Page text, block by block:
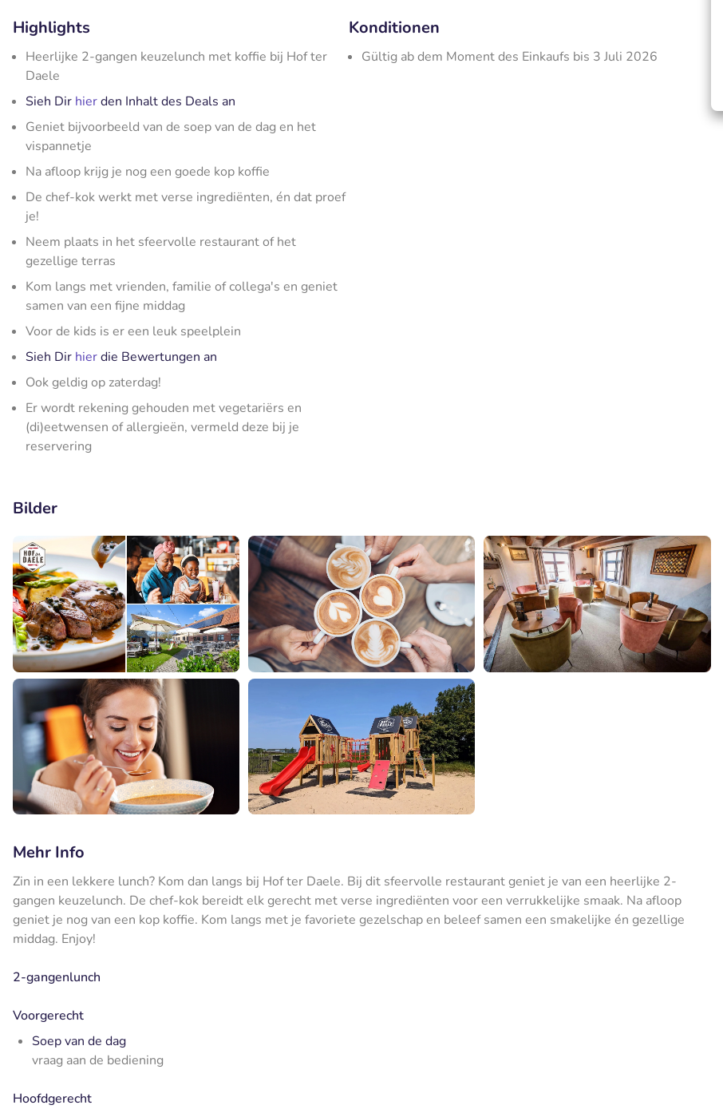
Highlights
Heerlijke 2-gangen keuzelunch met koffie bij Hof ter
Daele
Sieh Dir hierden Inhalt des Deals an
Geniet bijvoorbeeld van de soep van de dag en het
vispannetje
Na afloop krijg je nog een goede kop koffie
De chef-kok werkt met verse ingrediënten, én dat proef
je!
Neem plaats in het sfeervolle restaurant of het
gezellige terras
Kom langs met vrienden, familie of collega's en geniet
samen van een fijne middag
Voor de kids is er een leuk speelplein
Sieh Dir hierdie Bewertungen an
Ook geldig op zaterdag!
Er wordt rekening gehouden met vegetariërs en
(di)eetwensen of allergieën, vermeld deze bij je
reservering
Konditionen
Gültig ab dem Moment des Einkaufs bis 3 Juli 2026
Bilder
Mehr Info
Zin in een lekkere lunch? Kom dan langs bij Hof ter Daele. Bij dit sfeervolle restaurant geniet je van een heerlijke 2-
gangen keuzelunch. De chef-kok bereidt elk gerecht met verse ingrediënten voor een verrukkelijke smaak. Na afloop
geniet je nog van een kop koffie. Kom langs met je favoriete gezelschap en beleef samen een smakelijke én gezellige
middag. Enjoy!
2-gangenlunch
Voorgerecht
Soep van de dag
vraag aan de bediening
Hoofdgerecht